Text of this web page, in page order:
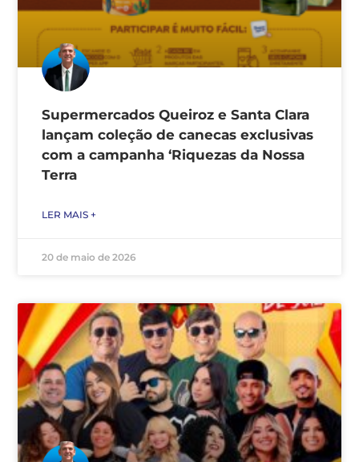
Supermercados Queiroz e Santa Clara
lançam coleção de canecas exclusivas
com a campanha ‘Riquezas da Nossa
Terra
LER MAIS +
20 de maio de 2026